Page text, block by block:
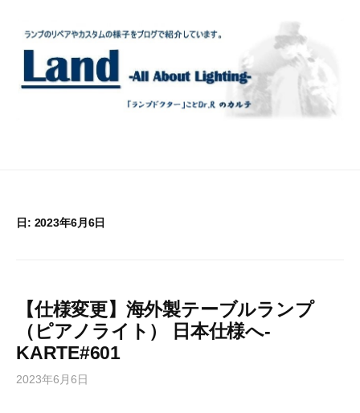
日: 2023年6月6日
【仕様変更】海外製テーブルランプ
（ピアノライト） 日本仕様へ-
KARTE#601
2023年6月6日